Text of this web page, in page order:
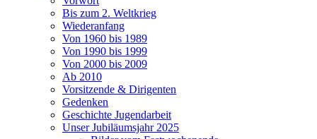
Bis zum 2. Weltkrieg
Wiederanfang
Von 1960 bis 1989
Von 1990 bis 1999
Von 2000 bis 2009
Ab 2010
Vorsitzende & Dirigenten
Gedenken
Geschichte Jugendarbeit
Unser Jubiläumsjahr 2025